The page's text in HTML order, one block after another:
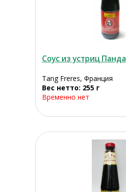
Соус из устриц Панда
Tang Freres, Франция
Вес нетто: 255 г
Временно нет